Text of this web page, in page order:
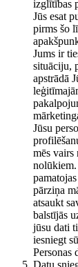
izglītības
Jūs esat
pirms šo
Jums ir
situāciju,
apstrādā
Jūsu
mēs vairs
nolūkiem.
pārziņa
atsaukt
balstījās
jūsu dati
iesniegt
Personas
Datu